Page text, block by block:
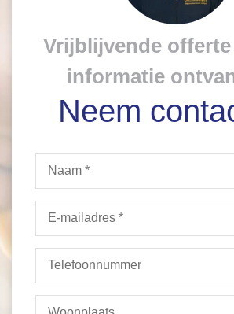
Vrijblijvende
informatie
Neem